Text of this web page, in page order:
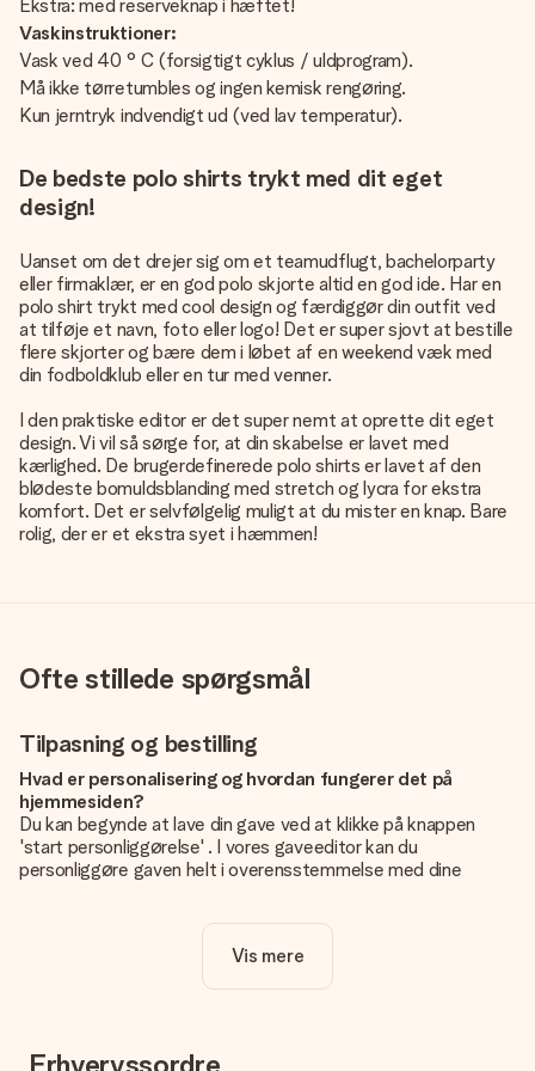
Ekstra: med reserveknap i hæftet!
Vaskinstruktioner:
Vask ved 40 ° C (forsigtigt cyklus / uldprogram).
Må ikke tørretumbles og ingen kemisk rengøring.
Kun jerntryk indvendigt ud (ved lav temperatur).
De bedste polo shirts trykt med dit eget
design!
Uanset om det drejer sig om et teamudflugt, bachelorparty
eller firmaklær, er en god polo skjorte altid en god ide. Har en
polo shirt trykt med cool design og færdiggør din outfit ved
at tilføje et navn, foto eller logo! Det er super sjovt at bestille
flere skjorter og bære dem i løbet af en weekend væk med
din fodboldklub eller en tur med venner.
I den praktiske editor er det super nemt at oprette dit eget
design. Vi vil så sørge for, at din skabelse er lavet med
kærlighed. De brugerdefinerede polo shirts er lavet af den
blødeste bomuldsblanding med stretch og lycra for ekstra
komfort. Det er selvfølgelig muligt at du mister en knap. Bare
rolig, der er et ekstra syet i hæmmen!
Ofte stillede spørgsmål
Tilpasning og bestilling
Hvad er personalisering og hvordan fungerer det på
hjemmesiden?
Du kan begynde at lave din gave ved at klikke på knappen
'start personliggørelse' . I vores gaveeditor kan du
personliggøre gaven helt i overensstemmelse med dine
Er personalisering inkluderet i prisen?
Prisen der vises på hjemmesiden omfatter personliggørelse
Hvordan ved jeg, om mit billede har den rigtige kvalitet?
Vis mere
Erhvervssordre